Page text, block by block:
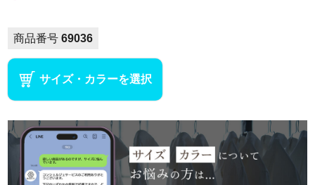
商品番号 69036
サイズ・カラーを選択